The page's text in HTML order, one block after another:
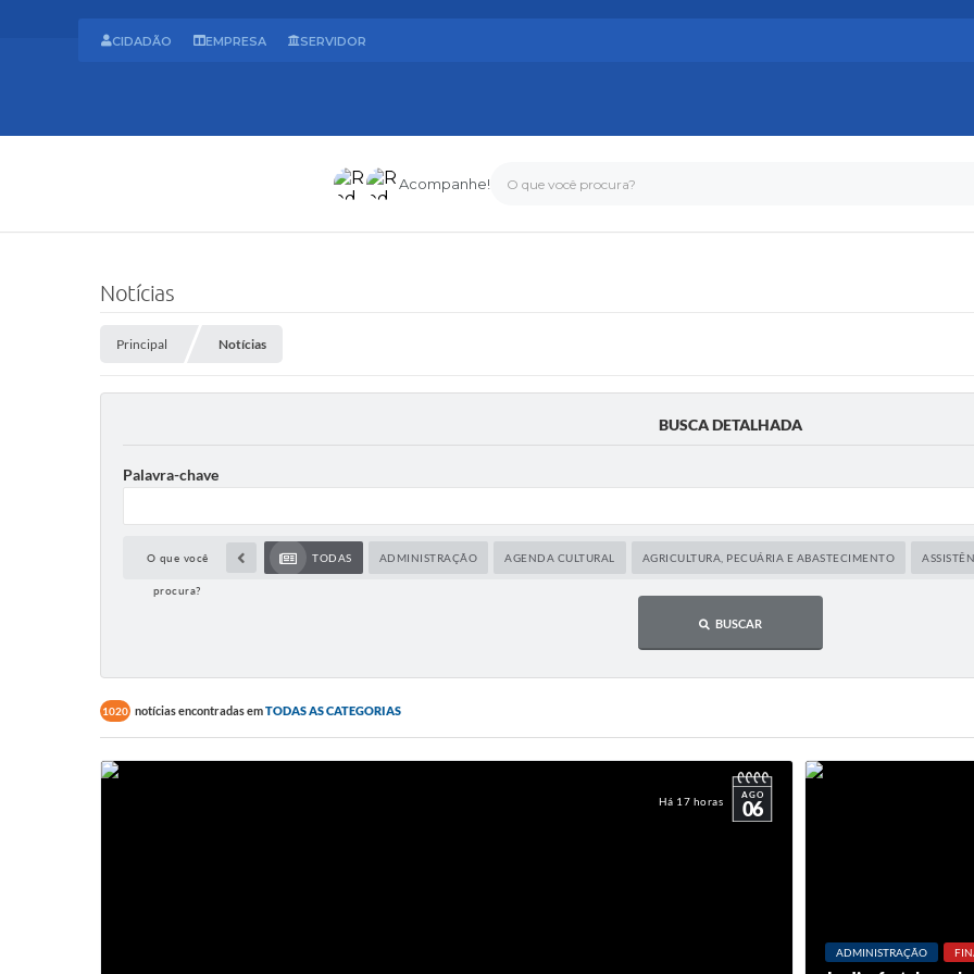
O que você procura?
Acompanhe!
CIDADÃO EMPRESA SERVIDOR
Notícias
Principal Notícias
BUSCA DETALHADA
Palavra-chave
O que você
procura?
TODAS ADMINISTRAÇÃO AGENDA CULTURAL AGRICULTURA, PECUÁRIA E ABASTECIMENTO
BUSCAR
1020 notícias encontradas emTODAS AS CATEGORIAS
Há 17 horas AGO
06
ADMINISTRAÇÃO